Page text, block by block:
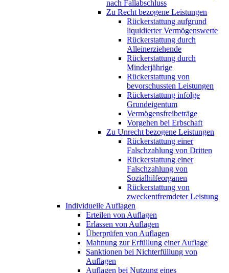
nach Fallabschluss
Zu Recht bezogene Leistungen
Rückerstattung aufgrund
liquidierter Vermögenswerte
Rückerstattung durch
Alleinerziehende
Rückerstattung durch
Minderjährige
Rückerstattung von
bevorschussten Leistungen
Rückerstattung infolge
Grundeigentum
Vermögensfreibeträge
Vorgehen bei Erbschaft
Zu Unrecht bezogene Leistungen
Rückerstattung einer
Falschzahlung von Dritten
Rückerstattung einer
Falschzahlung von
Sozialhilfeorganen
Rückerstattung von
zweckentfremdeter Leistung
Individuelle Auflagen
Erteilen von Auflagen
Erlassen von Auflagen
Überprüfen von Auflagen
Mahnung zur Erfüllung einer Auflage
Sanktionen bei Nichterfüllung von
Auflagen
Auflagen bei Nutzung eines